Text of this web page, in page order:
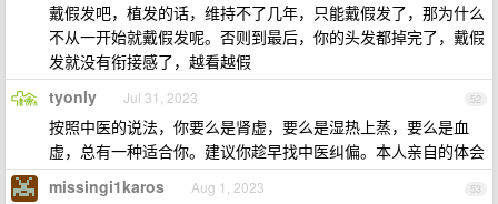
戴假发吧，植发的话，维持不了几年，只能戴假发了，那为什么
不从一开始就戴假发呢。否则到最后，你的头发都掉完了，戴假
发就没有衔接感了，越看越假
52
tyonly Jul 31, 2023
按照中医的说法，你要么是肾虚，要么是湿热上蒸，要么是血
虚，总有一种适合你。建议你趁早找中医纠偏。本人亲自的体会
53
missingi1karos Aug 1, 2023